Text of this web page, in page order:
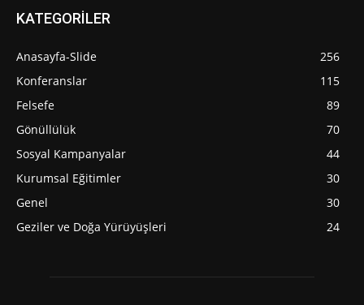
KATEGORİLER
Anasayfa-Slide
256
Konferanslar
115
Felsefe
89
Gönüllülük
70
Sosyal Kampanyalar
44
Kurumsal Eğitimler
30
Genel
30
Geziler ve Doğa Yürüyüşleri
24